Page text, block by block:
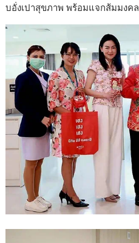
บอั่งเปาสุขภาพ พร้อมแจกส้มมงค